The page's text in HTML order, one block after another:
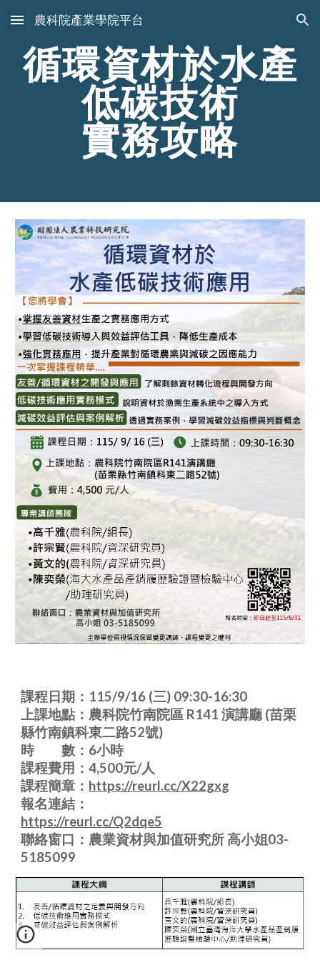
Skip to main content Skip to navigation
農科院產業學院平台
循環資材於水產
低碳技術
實務攻略
課程日期： 115/9/16 (三) 09:30-16:30
上課地點：農科院竹南院區 R141演講廳 (苗栗
縣竹南鎮科東二路52號)
時
數： 6小時
課程費用：4,500元/人
課程簡章： https://reurl.cc/X22gxg
報名連結：
https://reurl.cc/Q2dqe5
聯絡窗口：農業資材與加值研究所 高小姐03-
5185099